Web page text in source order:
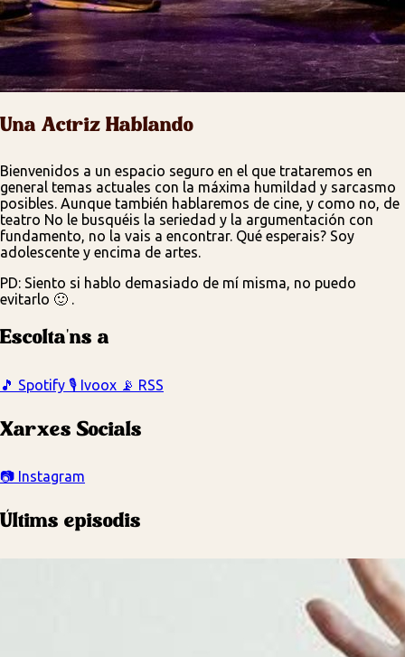
Una Actriz Hablando
Bienvenidos a un espacio seguro en el que trataremos en
general temas actuales con la máxima humildad y sarcasmo
posibles. Aunque también hablaremos de cine, y como no, de
teatro No le busquéis la seriedad y la argumentación con
fundamento, no la vais a encontrar. Qué esperais? Soy
adolescente y encima de artes.
PD: Siento si hablo demasiado de mí misma, no puedo
evitarlo 🙂 .
Escolta'ns a
🎵 Spotify 🎙️ Ivoox 📡 RSS
Xarxes Socials
📷 Instagram
Últims episodis